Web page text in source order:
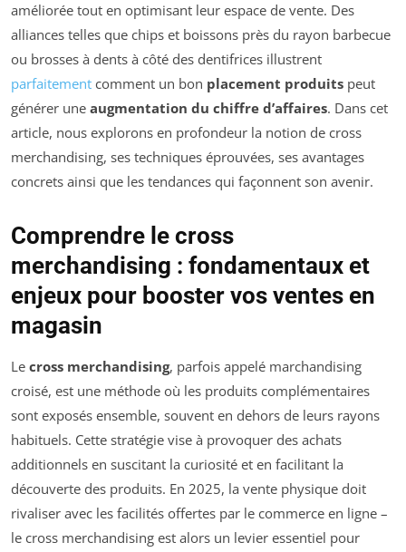
améliorée tout en optimisant leur espace de vente. Des
alliances telles que chips et boissons près du rayon barbecue
ou brosses à dents à côté des dentifrices illustrent
parfaitement comment un bon placement produits peut
générer une augmentation du chiffre d’affaires. Dans cet
article, nous explorons en profondeur la notion de cross
merchandising, ses techniques éprouvées, ses avantages
concrets ainsi que les tendances qui façonnent son avenir.
Comprendre le cross
merchandising : fondamentaux et
enjeux pour booster vos ventes en
magasin
Le cross merchandising, parfois appelé marchandising
croisé, est une méthode où les produits complémentaires
sont exposés ensemble, souvent en dehors de leurs rayons
habituels. Cette stratégie vise à provoquer des achats
additionnels en suscitant la curiosité et en facilitant la
découverte des produits. En 2025, la vente physique doit
rivaliser avec les facilités offertes par le commerce en ligne –
le cross merchandising est alors un levier essentiel pour